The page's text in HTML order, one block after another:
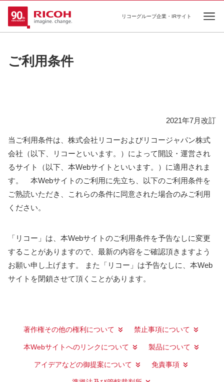
リコーグループ企業・IRサイト
ご利用条件
2021年7月改訂
当ご利用条件は、株式会社リコーおよびリコージャパン株式
会社（以下、リコーといいます。）によって開設・運営され
るサイト（以下、本Webサイトといいます。）に適用されま
す。 本Webサイトのご利用に先立ち、以下のご利用条件を
ご熟読いただき、これらの条件に同意された場合のみご利用
ください。
「リコー」は、本Webサイトのご利用条件を予告なしに変更
することがありますので、最新の内容をご確認頂きますよう
お願い申し上げます。 また「リコー」は予告なしに、本Web
サイトを閉鎖させて頂くことがあります。
著作権その他の権利について 禁止事項について
本Webサイトへのリンクについて 製品について
アイデアなどの御提案について 免責事項